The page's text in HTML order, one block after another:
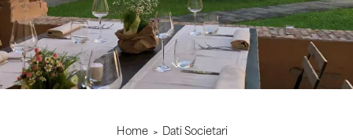
Home Dati Societari